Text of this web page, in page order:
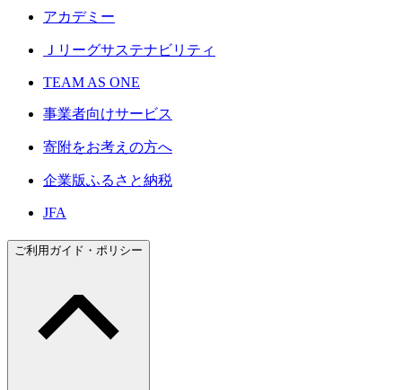
アカデミー
Ｊリーグサステナビリティ
TEAM AS ONE
事業者向けサービス
寄附をお考えの方へ
企業版ふるさと納税
JFA
ご利用ガイド・ポリシー